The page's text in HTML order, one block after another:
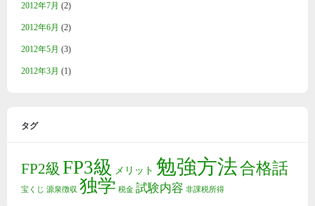
2012年7月 (2)
2012年6月 (2)
2012年5月 (3)
2012年3月 (1)
タグ
FP2級 FP3級 メリット 勉強方法合格話
宝くじ 源泉徴収 独学 税金 試験内容 非課税所得